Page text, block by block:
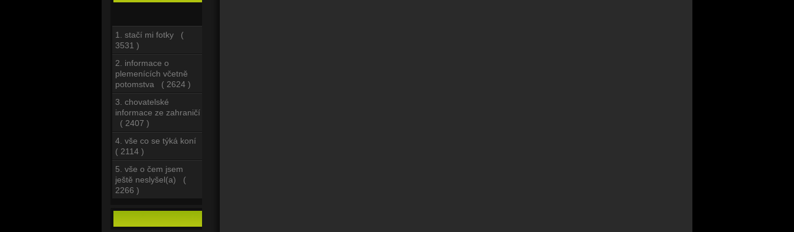
1. stačí mi fotky (
3531 )
2. informace o
plemenících včetně
potomstva ( 2624 )
3. chovatelské
informace ze zahraničí
( 2407 )
4. vše co se týká koní
( 2114 )
5. vše o čem jsem
ještě neslyšel(a) (
2266 )